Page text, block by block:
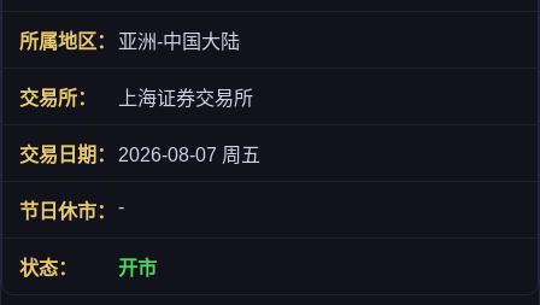
亚洲-中国大陆
上海证券交易所
2026-08-07 周五
-
开市